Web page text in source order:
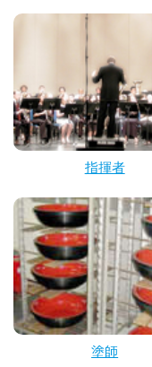
指揮者
塗師